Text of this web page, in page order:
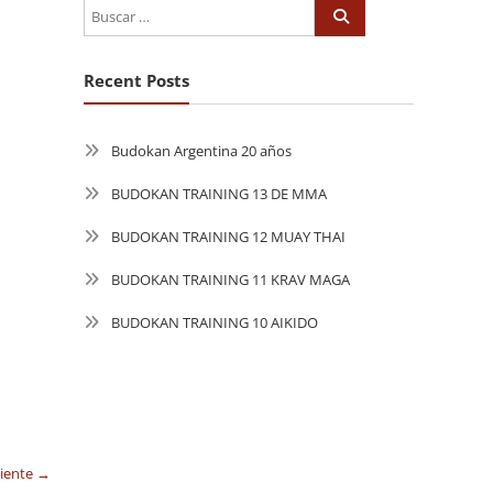
→
Recent Posts
Budokan Argentina 20 años
BUDOKAN TRAINING 13 DE MMA
BUDOKAN TRAINING 12 MUAY THAI
BUDOKAN TRAINING 11 KRAV MAGA
BUDOKAN TRAINING 10 AIKIDO